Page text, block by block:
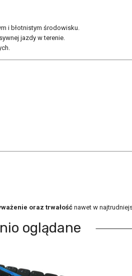
i błotnistym środowisku.
jazdy w terenie.
oraz trwałość nawet w
oglądane